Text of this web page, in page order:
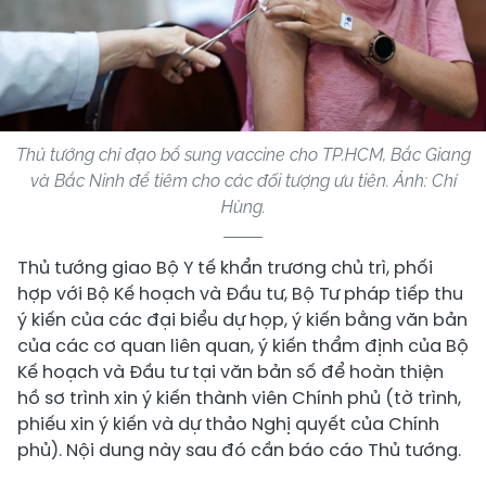
Thủ tướng chỉ đạo bổ sung vaccine cho TP.HCM, Bắc Giang
và Bắc Ninh để tiêm cho các đối tượng ưu tiên. Ảnh:Chí
Hùng.
Thủ tướng giao Bộ Y tế khẩn trương chủ trì, phối
hợp với Bộ Kế hoạch và Đầu tư, Bộ Tư pháp tiếp thu
ý kiến của các đại biểu dự họp, ý kiến bằng văn bản
của các cơ quan liên quan, ý kiến thẩm định của Bộ
Kế hoạch và Đầu tư tại văn bản số để hoàn thiện
hồ sơ trình xin ý kiến thành viên Chính phủ (tờ trình,
phiếu xin ý kiến và dự thảo Nghị quyết của Chính
phủ). Nội dung này sau đó cần báo cáo Thủ tướng.